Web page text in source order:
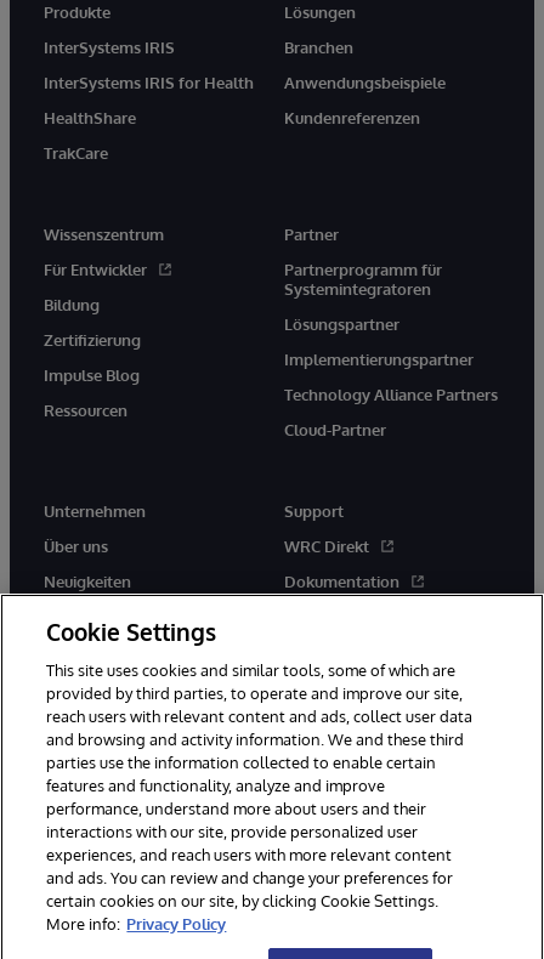
Produkte
InterSystems IRIS
InterSystems IRIS for Health
HealthShare
TrakCare
Lösungen
Branchen
Anwendungsbeispiele
Kundenreferenzen
Wissenszentrum
Für Entwickler
Bildung
Zertifizierung
Impulse Blog
Ressourcen
Partner
Partnerprogramm für
Systemintegratoren
Lösungspartner
Implementierungspartner
Technology Alliance Partners
Cloud-Partner
Unternehmen
Über uns
Neuigkeiten
Support
WRC Direkt
Dokumentation
© 1996-2026 InterSystems Corporation, Boston, MA. Alle Rechte
vorbehalten.
Mitteilungen/Geschäftsbedingungen
Erklärung zum Datenschutz
Geld-zurück-Garantie
Impressum Barrierefreiheit
Cookie Settings
This site uses cookies and similar tools, some of which are
provided by third parties, to operate and improve our site,
reach users with relevant content and ads, collect user data
and browsing and activity information. We and these third
parties use the information collected to enable certain
features and functionality, analyze and improve
performance, understand more about users and their
interactions with our site, provide personalized user
experiences, and reach users with more relevant content
and ads. You can review and change your preferences for
certain cookies on our site, by clicking Cookie Settings.
More info: Privacy Policy